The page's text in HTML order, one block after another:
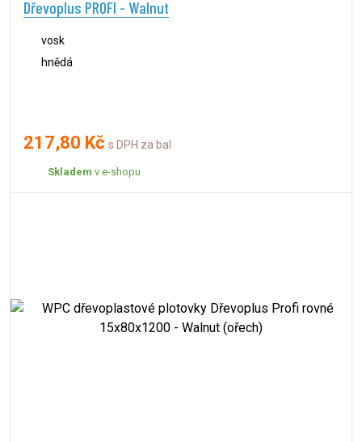
Dřevoplus PROFI - Walnut
vosk
hnědá
217,80 Kč s DPH za bal
Skladem v e-shopu